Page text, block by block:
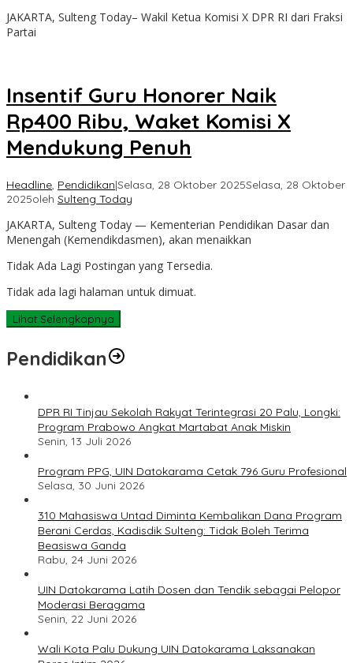
JAKARTA, Sulteng Today– Wakil Ketua Komisi X DPR RI dari Fraksi
Partai
Insentif Guru Honorer Naik
Rp400 Ribu, Waket Komisi X
Mendukung Penuh
Headline, Pendidikan|Selasa, 28 Oktober 2025Selasa, 28 Oktober
2025oleh Sulteng Today
JAKARTA, Sulteng Today — Kementerian Pendidikan Dasar dan
Menengah (Kemendikdasmen), akan menaikkan
Tidak Ada Lagi Postingan yang Tersedia.
Tidak ada lagi halaman untuk dimuat.
Lihat Selengkapnya
Pendidikan
DPR RI Tinjau Sekolah Rakyat Terintegrasi 20 Palu, Longki:
Program Prabowo Angkat Martabat Anak Miskin
Senin, 13 Juli 2026
Program PPG, UIN Datokarama Cetak 796 Guru Profesional
Selasa, 30 Juni 2026
310 Mahasiswa Untad Diminta Kembalikan Dana Program
Berani Cerdas, Kadisdik Sulteng: Tidak Boleh Terima
Beasiswa Ganda
Rabu, 24 Juni 2026
UIN Datokarama Latih Dosen dan Tendik sebagai Pelopor
Moderasi Beragama
Senin, 22 Juni 2026
Wali Kota Palu Dukung UIN Datokarama Laksanakan